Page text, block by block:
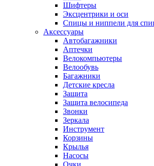
Шифтеры
Эксцентрики и оси
Спицы и ниппели для
Аксессуары
Автобагажники
Аптечки
Велокомпьютеры
Велообувь
Багажники
Детские кресла
Защита
Защита велосипеда
Звонки
Зеркала
Инструмент
Корзины
Крылья
Насосы
Очки